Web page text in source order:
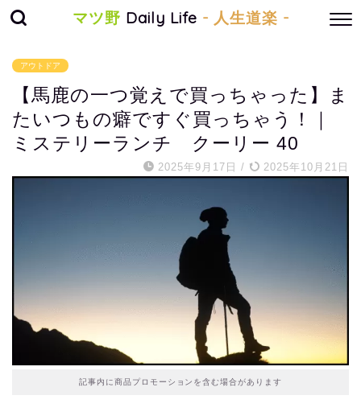
マツ野 Daily Life - 人生道楽 -
アウトドア
【馬鹿の一つ覚えで買っちゃった】ま
たいつもの癖ですぐ買っちゃう！｜
ミステリーランチ クーリー 40
2025年9月17日 / 2025年10月21日
記事内に商品プロモーションを含む場合があります